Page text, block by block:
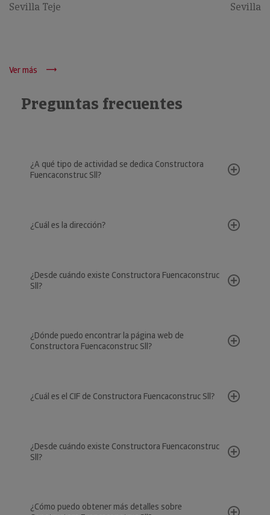
Sevilla Teje Sevilla
Ver más
Preguntas frecuentes
¿A qué tipo de actividad se dedica Constructora
Fuencaconstruc Sll?
¿Cuál es la dirección?
¿Desde cuándo existe Constructora Fuencaconstruc
Sll?
¿Dónde puedo encontrar la página web de
Constructora Fuencaconstruc Sll?
¿Cuál es el CIF de Constructora Fuencaconstruc Sll?
¿Desde cuándo existe Constructora Fuencaconstruc
Sll?
¿Cómo puedo obtener más detalles sobre